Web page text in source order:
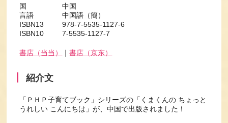
国 中国
言語 中国語（簡）
ISBN13 978-7-5535-1127-6
ISBN10 7-5535-1127-7
書店（当当） ｜書店（京东）
紹介文
「ＰＨＰ子育てブック」シリーズの「くまくんの ちょっと
うれしい こんにちは」が、中国で出版されました！